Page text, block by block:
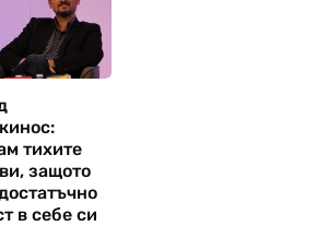
тихите
защото
в себе си